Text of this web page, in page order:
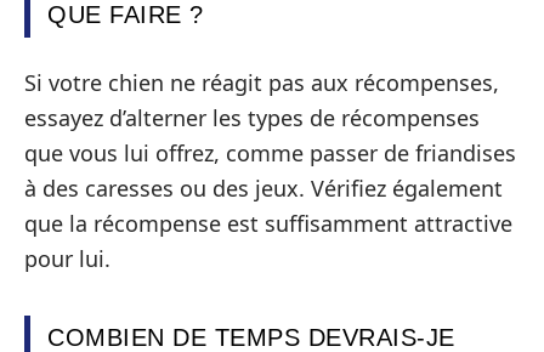
QUE FAIRE ?
Si votre chien ne réagit pas aux récompenses,
essayez d’alterner les types de récompenses
que vous lui offrez, comme passer de friandises
à des caresses ou des jeux. Vérifiez également
que la récompense est suffisamment attractive
pour lui.
COMBIEN DE TEMPS DEVRAIS-JE